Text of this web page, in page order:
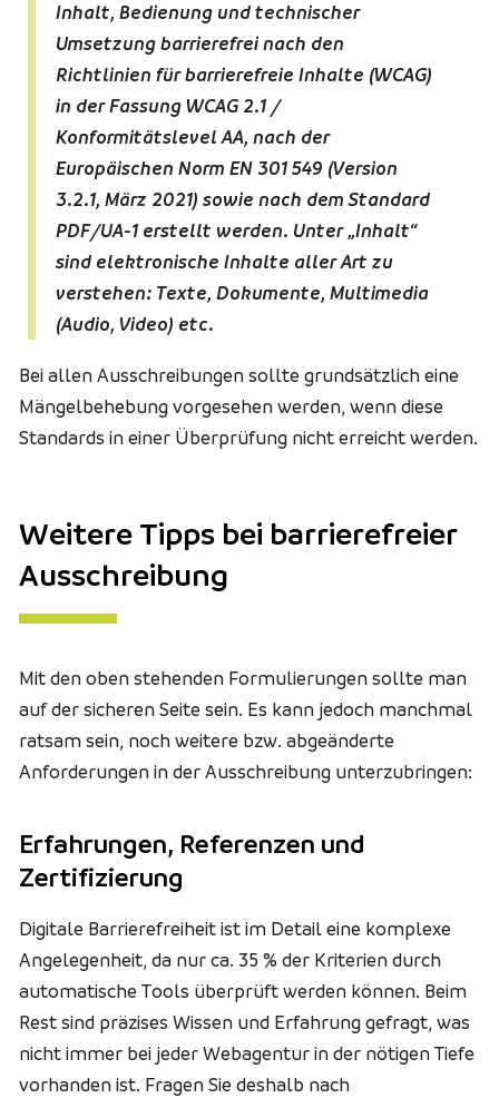
Inhalt, Bedienung und technischer
Umsetzung barrierefrei nach den
Richtlinien für barrierefreie Inhalte (WCAG)
in der Fassung WCAG 2.1 /
Konformitätslevel AA, nach der
Europäischen Norm EN 301 549 (Version
3.2.1, März 2021) sowie nach dem Standard
PDF/UA-1 erstellt werden. Unter „Inhalt“
sind elektronische Inhalte aller Art zu
verstehen: Texte, Dokumente, Multimedia
(Audio, Video) etc.
Bei allen Ausschreibungen sollte grundsätzlich eine
Mängelbehebung vorgesehen werden, wenn diese
Standards in einer Überprüfung nicht erreicht werden.
Weitere Tipps bei barrierefreier
Ausschreibung
Mit den oben stehenden Formulierungen sollte man
auf der sicheren Seite sein. Es kann jedoch manchmal
ratsam sein, noch weitere bzw. abgeänderte
Anforderungen in der Ausschreibung unterzubringen:
Erfahrungen, Referenzen und
Zertifizierung
Digitale Barrierefreiheit ist im Detail eine komplexe
Angelegenheit, da nur ca. 35 % der Kriterien durch
automatische Tools überprüft werden können. Beim
Rest sind präzises Wissen und Erfahrung gefragt, was
nicht immer bei jeder Webagentur in der nötigen Tiefe
vorhanden ist. Fragen Sie deshalb nach